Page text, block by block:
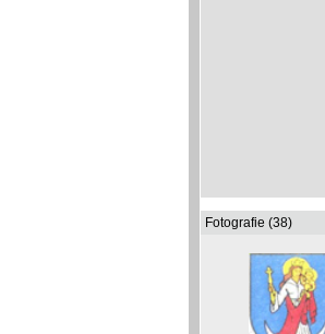
Fotografie (38)